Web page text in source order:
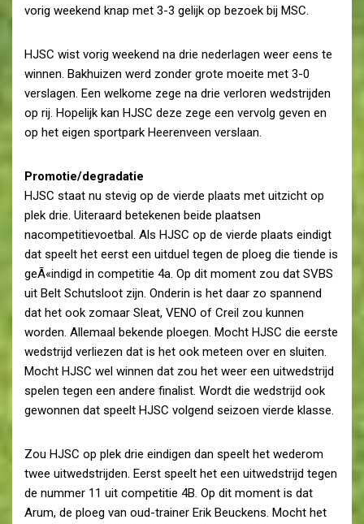
vorig weekend knap met 3-3 gelijk op bezoek bij MSC.
HJSC wist vorig weekend na drie nederlagen weer eens te
winnen. Bakhuizen werd zonder grote moeite met 3-0
verslagen. Een welkome zege na drie verloren wedstrijden
op rij. Hopelijk kan HJSC deze zege een vervolg geven en
op het eigen sportpark Heerenveen verslaan.
Promotie/degradatie
HJSC staat nu stevig op de vierde plaats met uitzicht op
plek drie. Uiteraard betekenen beide plaatsen
nacompetitievoetbal. Als HJSC op de vierde plaats eindigt
dat speelt het eerst een uitduel tegen de ploeg die tiende is
geÃ«indigd in competitie 4a. Op dit moment zou dat SVBS
uit Belt Schutsloot zijn. Onderin is het daar zo spannend
dat het ook zomaar Sleat, VENO of Creil zou kunnen
worden. Allemaal bekende ploegen. Mocht HJSC die eerste
wedstrijd verliezen dat is het ook meteen over en sluiten.
Mocht HJSC wel winnen dat zou het weer een uitwedstrijd
spelen tegen een andere finalist. Wordt die wedstrijd ook
gewonnen dat speelt HJSC volgend seizoen vierde klasse.
Zou HJSC op plek drie eindigen dan speelt het wederom
twee uitwedstrijden. Eerst speelt het een uitwedstrijd tegen
de nummer 11 uit competitie 4B. Op dit moment is dat
Arum, de ploeg van oud-trainer Erik Beuckens. Mocht het